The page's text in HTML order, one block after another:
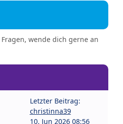
wende dich gerne an
Letzter Beitrag:
christinna39
10. Jun 2026 08:56